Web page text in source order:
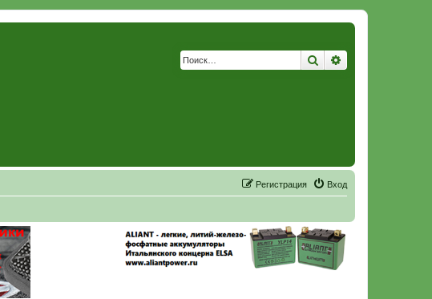
Поиск
Вход
Регистрация